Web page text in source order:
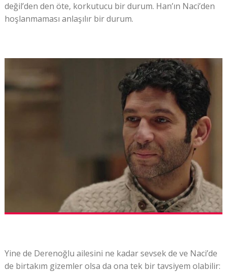
değil’den den öte, korkutucu bir durum. Han’ın Naci’den
hoşlanmaması anlaşılır bir durum.
Yine de Derenoğlu ailesini ne kadar sevsek de ve Naci’de
de birtakım gizemler olsa da ona tek bir tavsiyem olabilir: